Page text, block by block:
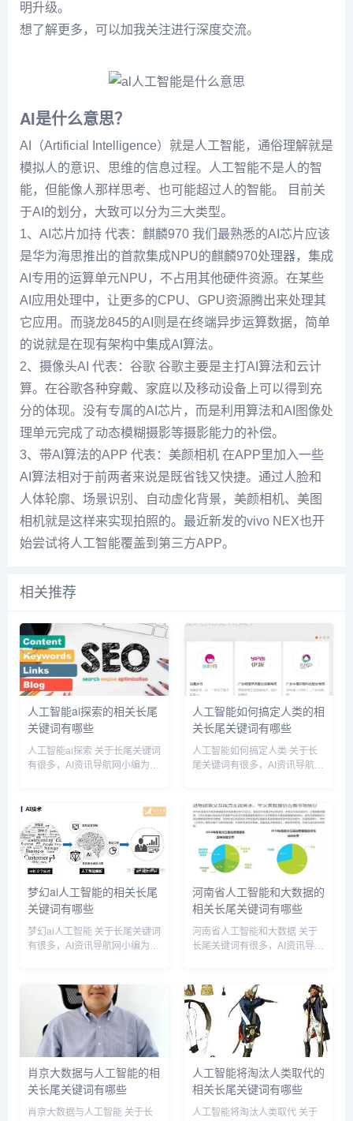
明升级。
想了解更多，可以加我关注进行深度交流。
AI是什么意思？
AI（Artificial Intelligence）就是人工智能，通俗理解就是
模拟人的意识、思维的信息过程。人工智能不是人的智
能，但能像人那样思考、也可能超过人的智能。 目前关
于AI的划分，大致可以分为三大类型。
1、AI芯片加持 代表：麒麟970 我们最熟悉的AI芯片应该
是华为海思推出的首款集成NPU的麒麟970处理器，集成
AI专用的运算单元NPU，不占用其他硬件资源。在某些
AI应用处理中，让更多的CPU、GPU资源腾出来处理其
它应用。而骁龙845的AI则是在终端异步运算数据，简单
的说就是在现有架构中集成AI算法。
2、摄像头AI 代表：谷歌 谷歌主要是主打AI算法和云计
算。在谷歌各种穿戴、家庭以及移动设备上可以得到充
分的体现。没有专属的AI芯片，而是利用算法和AI图像处
理单元完成了动态模糊摄影等摄影能力的补偿。
3、带AI算法的APP 代表：美颜相机 在APP里加入一些
AI算法相对于前两者来说是既省钱又快捷。通过人脸和
人体轮廓、场景识别、自动虚化背景，美颜相机、美图
相机就是这样来实现拍照的。最近新发的vivo NEX也开
始尝试将人工智能覆盖到第三方APP。
相关推荐
人工智能ai探索的相关长尾
关键词有哪些
人工智能ai探索 关于长尾关键词
有很多，AI资讯导航网小编为您
工智能ai探索相关长尾关键词有
以下这些： 人工智能ai探索工
具,探寻人工智...
人工智能如何搞定人类的相
关长尾关键词有哪些
人工智能如何搞定人类 关于长
尾关键词有很多，AI资讯导航网
尾关键词。 人工智能如何搞定
人类相关长尾关键词有以下这
些： 人工智能如何搞定人类...
梦幻ai人工智能的相关长尾
关键词有哪些
梦幻ai人工智能 关于长尾关键词
有很多，AI资讯导航网小编为您
幻ai人工智能相关长尾关键词有
以下这些： 梦幻ai人工智能是什
么,梦幻ai...
河南省人工智能和大数据的
相关长尾关键词有哪些
河南省人工智能和大数据 关于
长尾关键词有很多，AI资讯导航
关长尾关键词。 河南省人工智
能和大数据相关长尾关键词有以
下这些： 河南省大数据与...
肖京大数据与人工智能的相
关长尾关键词有哪些
肖京大数据与人工智能 关于长
人工智能将淘汰人类取代的
相关长尾关键词有哪些
人工智能将淘汰人类取代 关于